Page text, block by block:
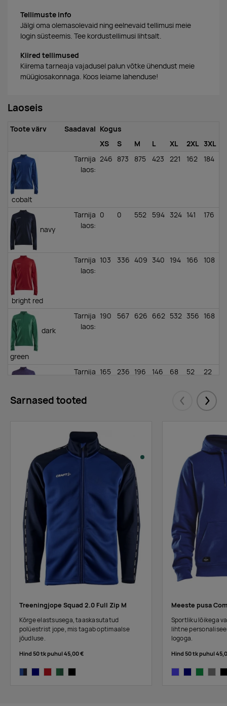
Tellimuste info
Jälgi oma olemasolevaid ning eelnevaid tellimusi meie
login süsteemis. Tee kordustellimusi lihtsalt.
Kiired tellimused
Kiirema tarneaja vajadusel palun võtke ühendust meie
müügiosakonnaga. Koos leiame lahenduse!
Laoseis
Toote värv Saadaval Kogus
XS
S M L XL 2XL 3XL
cobalt
Tarnija
laos:
246 873 875 423 221 162 184
navy
Tarnija
laos:
0 0 552 594 324 141 176
bright red
Tarnija
laos:
103 336 409 340 194 166 108
dark
green
Tarnija
laos:
190 567 626 662 532 356 168
Tarnija 165 236 196 146 68 52 22
white
asphalt
laos:
545 715 115 117 140
black
Tarnija
laos:
291 355 0 244 113
Sarnased tooted Eelmised
Treeningjope Squad 2.0 Full Zip M
Kõrge elastsusega, taaskasutatud
polüestrist jope, mis tagab optimaalse
jõudluse.
Hind 50 tk puhul45,00 €
Meeste pusa
Sportliku lõikega
lihtne
logoga.
Hind 50 tk puhul